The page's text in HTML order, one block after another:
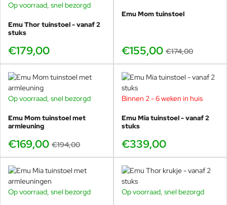
Komt u graag even kijken welke kleur het mooiste is en welke
Voorschoten
. We kunnen u direct helpen met kleurkeuze, de
beste stoelen erbij en een logische terrasindeling (ook voor
horeca). En omdat Veurst wereldwijd de grootste EMU dealer is,
leveren we vaak
dan andere aanbieders.
Waarom 70x70 dé “horeca- en
balkonmaat” is
Voor kleine tuinen & balkons
Je houdt loopruimte over.
Op voorraad, snel bezorgd
Emu Thor tuinstoel - vanaf 2
stuks
€179,00
Emu Mom tuinstoel
€155,00 €174,00
-13%
Op voorraad, snel bezorgd
Emu Mom tuinstoel met
armleuning
€169,00 €194,00
Binnen 2 - 6 weken in huis
Emu Mia tuinstoel - vanaf 2
stuks
€339,00
Op voorraad, snel bezorgd Op voorraad, snel bezorgd